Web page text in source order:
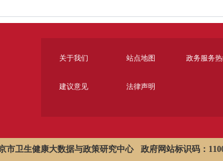
关于我们 站点地图 政务服务热
建议意见 法律声明
市卫生健康大数据与政策研究中心 政府网站标识码：